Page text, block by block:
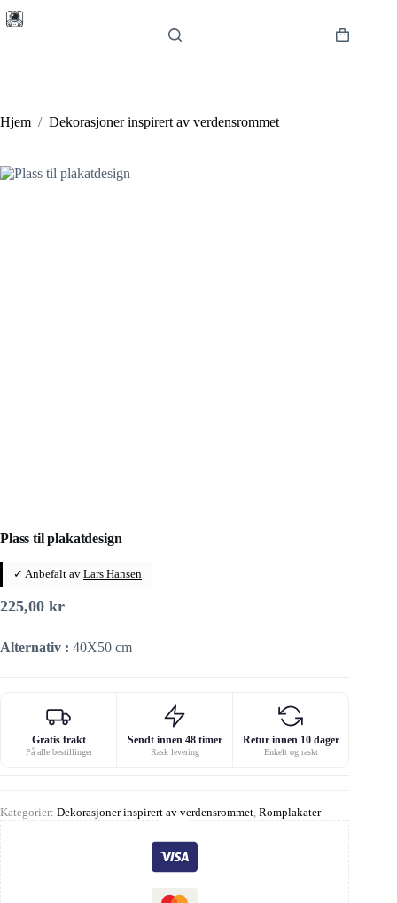
til
Hjem / Dekorasjoner inspirert av verdensrommet
Plass til plakatdesign
✓ Anbefalt av Lars Hansen
225,00 kr
Alternativ : 40X50 cm
Gratis frakt
På alle bestillinger
Sendt innen 48 timer
Rask levering
Retur innen 10 dager
Enkelt og raskt
Kategorier: Dekorasjoner inspirert av verdensrommet Romplakater